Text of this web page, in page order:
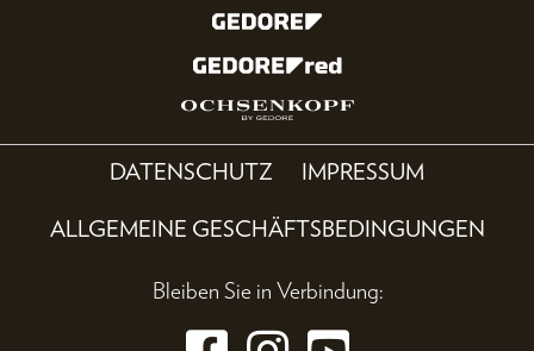
DATENSCHUTZ IMPRESSUM
ALLGEMEINE GESCHÄFTSBEDINGUNGEN
Bleiben Sie in Verbindung: